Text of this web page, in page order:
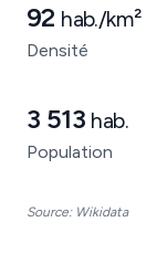
Densité
92 hab./km²
Population
3 513 hab.
Source: Wikidata